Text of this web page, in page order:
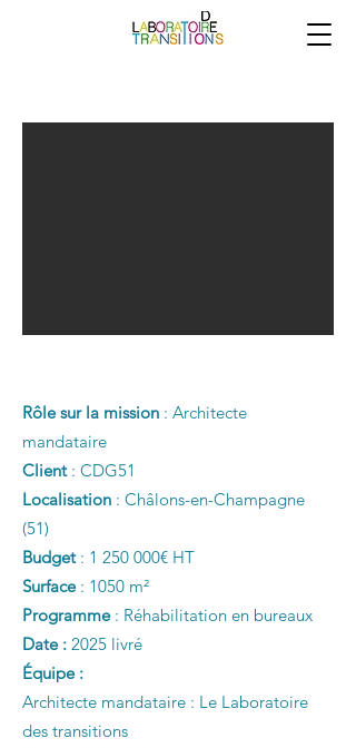
Rôle sur la mission : Architecte
mandataire
Client: CDG51
Localisation : Châlons-en-Champagne
(51)
Budget: 1 250 000€ HT
Surface: 1050 m²
Programme: Réhabilitation en bureaux
Date : 2025 livré
Équipe :
Architecte mandataire : Le Laboratoire
des transitions